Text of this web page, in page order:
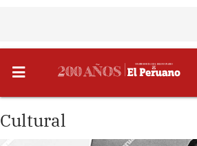
Cultural